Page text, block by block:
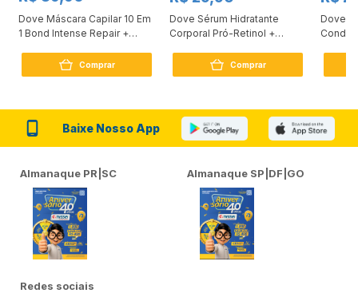
Dove Máscara Capilar 10 Em
1 Bond Intense Repair +
Comprar
Dove Sérum Hidratante
Corporal Pró-Retinol +
Comprar
Dove
Baixe Nosso App
Almanaque PR|SC Almanaque SP|DF|GO
Redes sociais